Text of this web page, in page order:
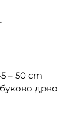
– 50 cm
дрво